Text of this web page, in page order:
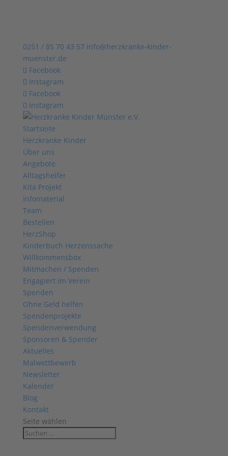
0251 / 85 70 43 57 info@herzkranke-kinder-
muenster.de
Facebook
Instagram
Facebook
Instagram
Startseite
Herzkranke Kinder
Über uns
Angebote
Alltagshelfer
Kita Projekt
Infomaterial
Team
Bestellen
HerzShop
Kinderbuch Herzenssache
Willkommensbox
Mitmachen / Spenden
Engagiert im Verein
Spenden
Ohne Geld helfen
Spendenprojekte
Spendenverwendung
Sponsoren & Spender
Aktuelles
Malwettbewerb
Newsletter
Kalender
Blog
Kontakt
Seite wählen